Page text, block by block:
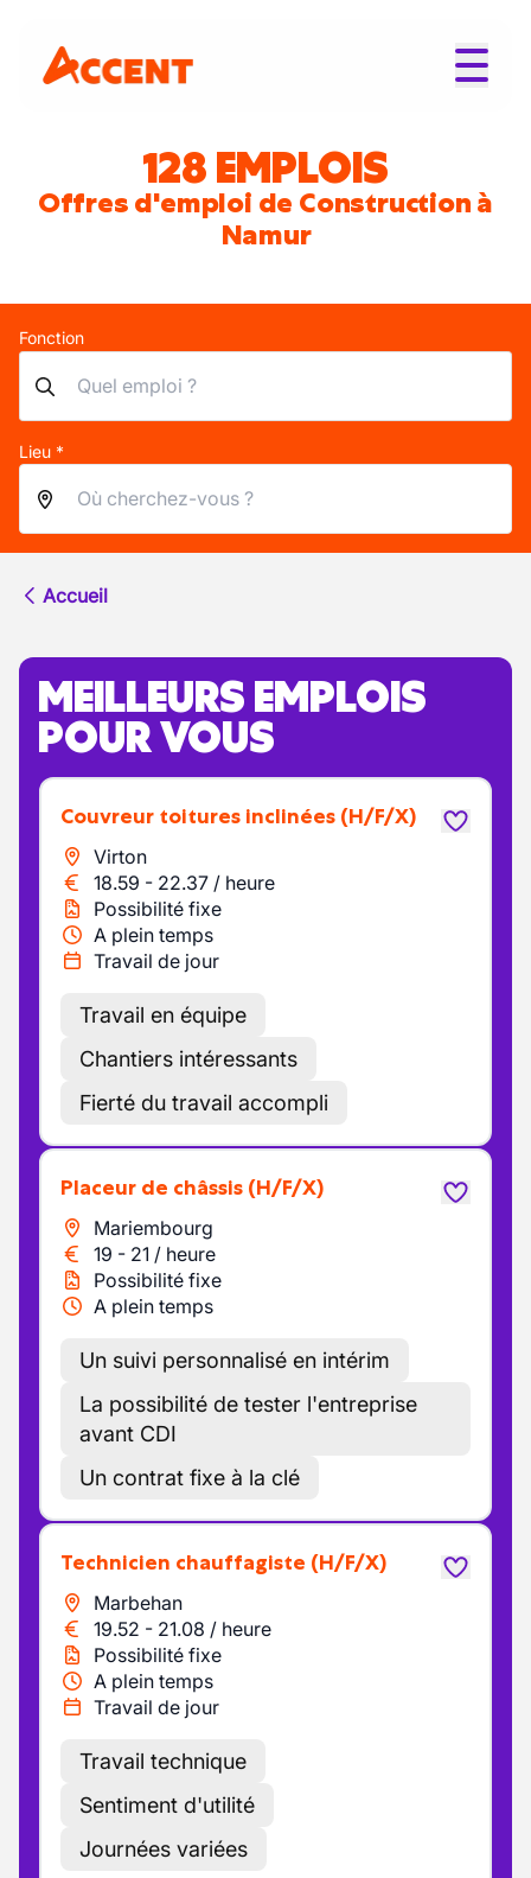
128 EMPLOIS
Offres d'emploi de Construction à
Namur
Fonction
Lieu *
Accueil
MEILLEURS EMPLOIS
POUR VOUS
Couvreur toitures inclinées (H/F/X)
Virton
18.59 - 22.37 / heure
Possibilité fixe
A plein temps
Travail de jour
Travail en équipe
Chantiers intéressants
Fierté du travail accompli
Placeur de châssis (H/F/X)
Mariembourg
19 - 21 / heure
Possibilité fixe
A plein temps
Un suivi personnalisé en intérim
La possibilité de tester l'entreprise
avant CDI
Un contrat fixe à la clé
Technicien chauffagiste (H/F/X)
Marbehan
19.52 - 21.08 / heure
Possibilité fixe
A plein temps
Travail de jour
Travail technique
Sentiment d'utilité
Journées variées